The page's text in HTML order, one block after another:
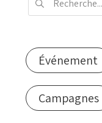
Événement
Campagnes